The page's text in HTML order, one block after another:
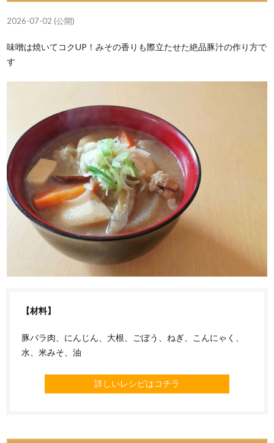
2026-07-02 (公開)
味噌は焼いてコクUP！みその香りも際立たせた絶品豚汁の作り方で
す
【材料】
豚バラ肉、にんじん、大根、ごぼう、ねぎ、こんにゃく、
水、米みそ、油
詳しいレシピはコチラ